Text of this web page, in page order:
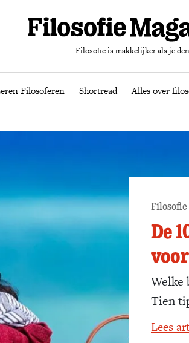
Filosofie is makkelijker als je
Filosoferen Shortread Alles over
Podcast Leren Filosoferen
De
Welke
Tien
Lees